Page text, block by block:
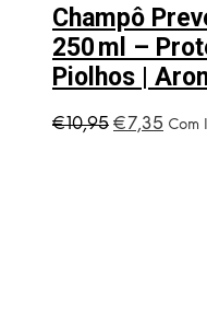
Champô
250 ml –
Piolhos |
€10,95 O
€7,35 O
Com